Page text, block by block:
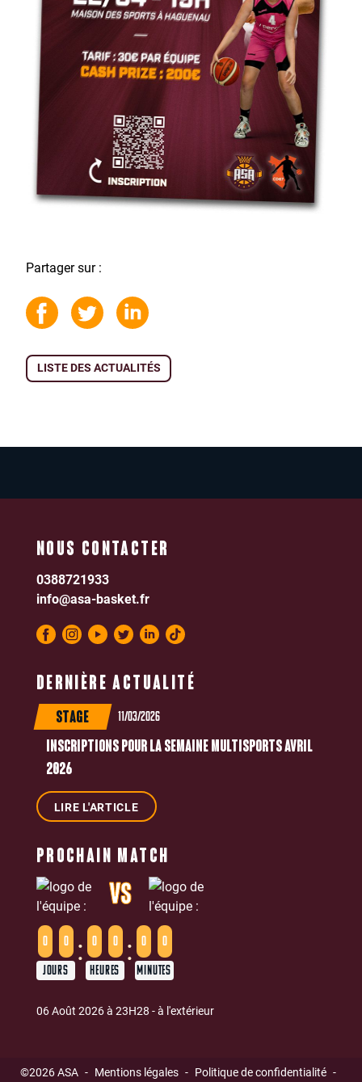
Partager sur :
LISTE DES ACTUALITÉS
DERNIÈRE ACTUALITÉ
STAGE 11/03/2026
INSCRIPTIONS POUR LA SEMAINE MULTISPORTS AVRIL
2026
LIRE L'ARTICLE
NOUS CONTACTER
0388721933
info@asa-basket.fr
PROCHAIN MATCH
0 0
JOURS
: 0 0
HEURES
: 0 0
MINUTES
VS
06 Août 2026 à 23H28 - à l'extérieur
©2026 ASA - Mentions légales - Politique de confidentialité -